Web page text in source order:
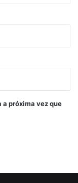
a próxima vez que